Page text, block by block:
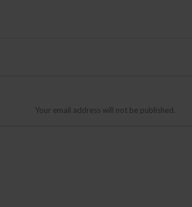
Your email address will not be published.